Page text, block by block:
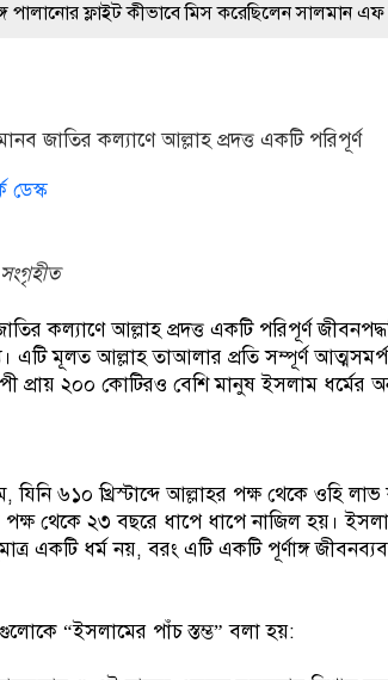
কীভাবে মিস করেছিলেন সালমান এফ রহমান
জাতির কল্যাণে আল্লাহ প্রদত্ত একটি পরিপূর্ণ
ডেস্ক
কল্যাণে আল্লাহ প্রদত্ত একটি পরিপূর্ণ
এটি মূলত আল্লাহ তাআলার প্রতি সম্পূর্ণ
প্রায় ২০০ কোটিরও বেশি মানুষ ইসলাম ধর্মের
৬১০ খ্রিস্টাব্দে আল্লাহর পক্ষ থেকে ওহি লাভ
থেকে ২৩ বছরে ধাপে ধাপে নাজিল হয়।
একটি ধর্ম নয়, বরং এটি একটি পূর্ণাঙ্গ
“ইসলামের পাঁচ স্তম্ভ” বলা হয়: